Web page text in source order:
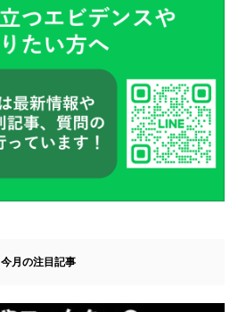
今月の注目記事